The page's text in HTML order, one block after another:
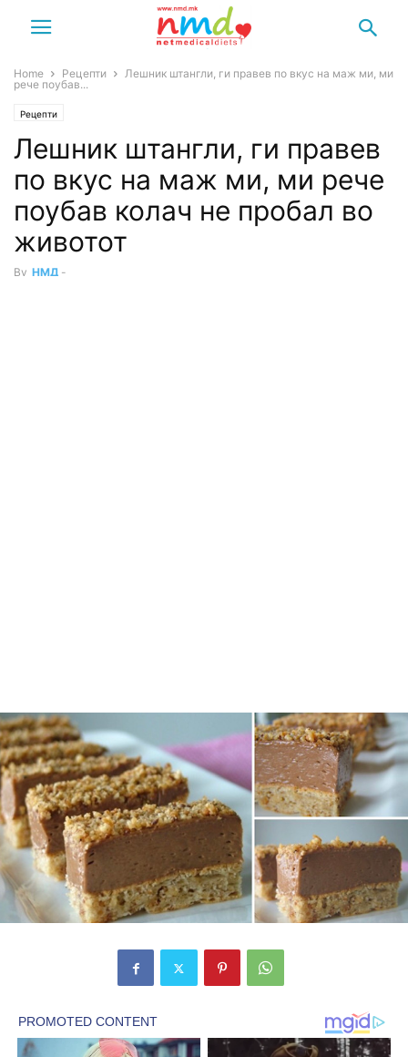
Home Рецепти
Лешник штангли, ги правев по вкус на маж ми, ми
рече поубав...
Рецепти
Лешник штангли, ги правев
по вкус на маж ми, ми рече
поубав колач не пробал во
животот
By НМД -